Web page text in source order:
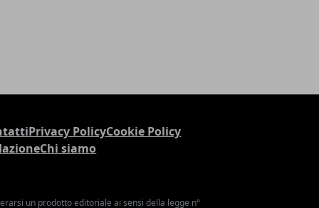
Privacy PolicyCookie Policy
Chi siamo
un prodotto editoriale ai sensi della legge n°